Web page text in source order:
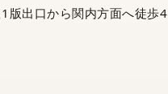
版出口から関内方面へ徒歩4